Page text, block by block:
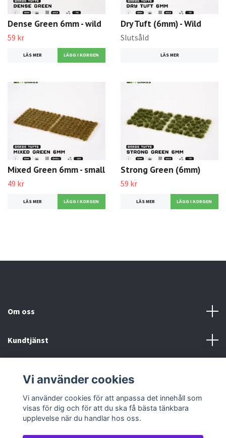
Dense Green 6mm - wild
59 kr
LÄS MER
Dry Tuft (6mm) - Wild
Slutsåld
LÄS MER
Mixed Green 6mm - small
49 kr
LÄS MER
Strong Green (6mm)
59 kr
LÄS MER
Om oss
Kundtjänst
Sociala medier
Vi använder cookies
Vi använder cookies för att anpassa det innehåll som
visas för dig och för att du ska få bästa tänkbara
upplevelse när du handlar hos oss.